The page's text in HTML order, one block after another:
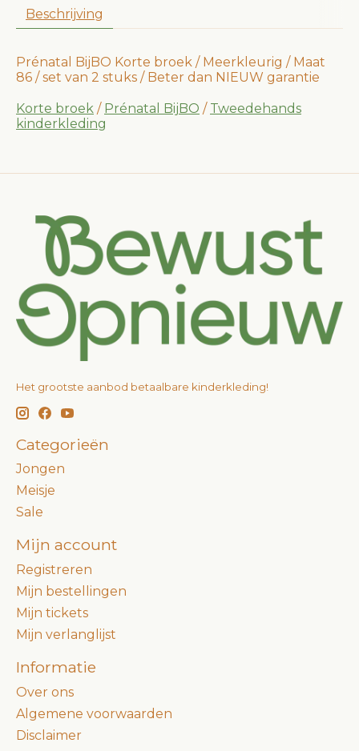
Beschrijving
Prénatal BijBO Korte broek / Meerkleurig / Maat
86 / set van 2 stuks / Beter dan NIEUW garantie
Korte broek / Prénatal BijBO / Tweedehands
kinderkleding
Het grootste aanbod betaalbare kinderkleding!
Categorieën
Jongen
Meisje
Sale
Mijn account
Registreren
Mijn bestellingen
Mijn tickets
Mijn verlanglijst
Informatie
Over ons
Algemene voorwaarden
Disclaimer